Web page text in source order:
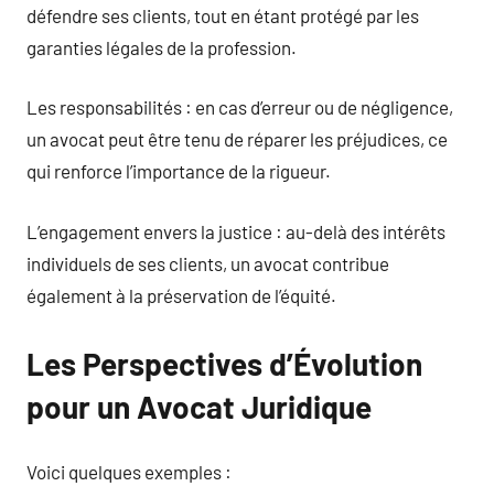
défendre ses clients, tout en étant protégé par les
garanties légales de la profession.
Les responsabilités : en cas d’erreur ou de négligence,
un avocat peut être tenu de réparer les préjudices, ce
qui renforce l’importance de la rigueur.
L’engagement envers la justice : au-delà des intérêts
individuels de ses clients, un avocat contribue
également à la préservation de l’équité.
Les Perspectives d’Évolution
pour un Avocat Juridique
Voici quelques exemples :